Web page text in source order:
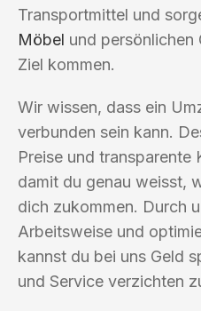
Transportmittel und
Möbel und persönlichen
Ziel kommen.
Wir wissen, dass ein
verbunden sein kann.
Preise und transparente
damit du genau weisst,
dich zukommen. Durch
Arbeitsweise und
kannst du bei uns Geld
und Service verzichten